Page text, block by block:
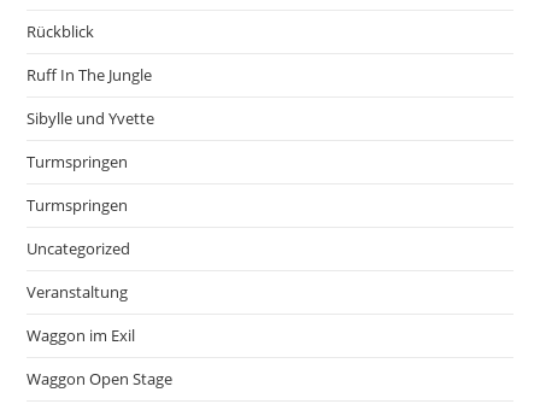
Rückblick
Ruff In The Jungle
Sibylle und Yvette
Turmspringen
Turmspringen
Uncategorized
Veranstaltung
Waggon im Exil
Waggon Open Stage